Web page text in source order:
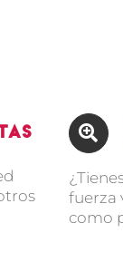
fuerza
como